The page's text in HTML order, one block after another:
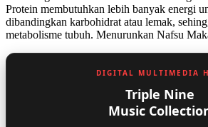
Protein membutuhkan lebih banyak energi
dibandingkan karbohidrat atau lemak,
metabolisme tubuh. Menurunkan Nafsu
DIGITAL MULTIMEDIA
Triple Nine
Music